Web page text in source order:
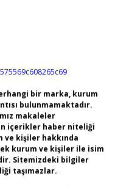
bir marka, kurum
bulunmamaktadır.
makaleler
içerikler haber niteliği
ve kişiler hakkında
kurum ve kişiler ile isim
Sitemizdeki bilgiler
taşımazlar.